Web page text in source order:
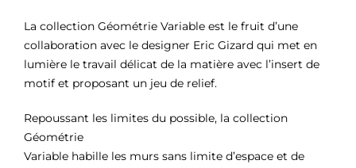
La collection Géométrie Variable est le fruit d’une
collaboration avec le designer Eric Gizard qui met en
lumière le travail délicat de la matière avec l’insert de
motif et proposant un jeu de relief.
Repoussant les limites du possible, la collection
Géométrie
Variable habille les murs sans limite d’espace et de